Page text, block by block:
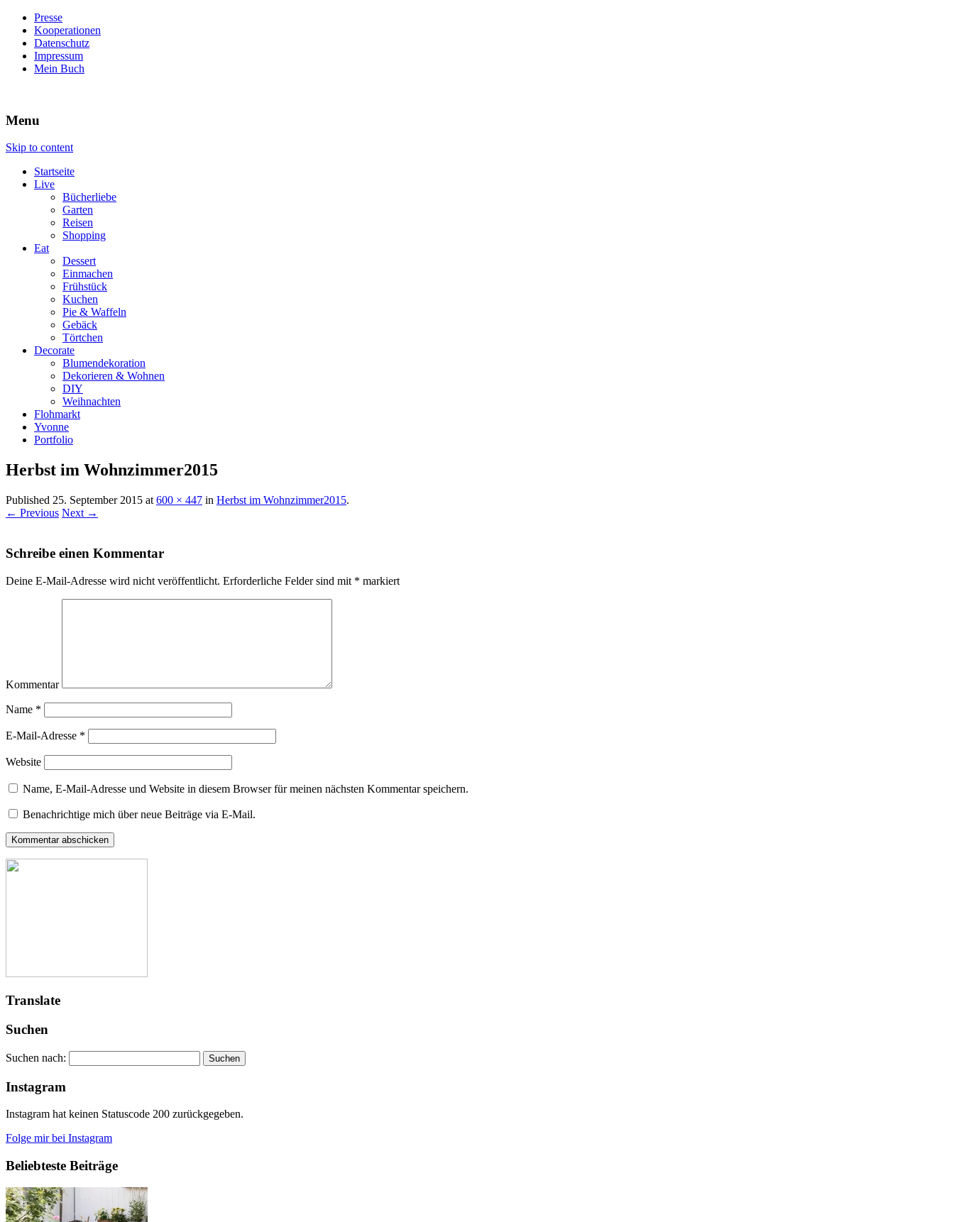
Presse
Kooperationen
Datenschutz
Impressum
Mein Buch
Villa König
Menu
Skip to content
Startseite
Live
Bücherliebe
Garten
Reisen
Shopping
Eat
Dessert
Einmachen
Frühstück
Kuchen
Pie & Waffeln
Gebäck
Törtchen
Decorate
Blumendekoration
Dekorieren & Wohnen
DIY
Weihnachten
Flohmarkt
Yvonne
Portfolio
Herbst im Wohnzimmer2015
Published 25. September 2015 at 600 × 447 in Herbst im Wohnzimmer2015.
← Previous Next →
Schreibe einen Kommentar
Deine E-Mail-Adresse wird nicht veröffentlicht. Erforderliche Felder sind mit * markiert
Kommentar
Name *
E-Mail-Adresse *
Website
Name, E-Mail-Adresse und Website in diesem Browser für meinen nächsten Kommentar speichern.
Benachrichtige mich über neue Beiträge via E-Mail.
Translate
Suchen
Suchen nach:
Instagram
Instagram hat keinen Statuscode 200 zurückgegeben.
Folge mir bei Instagram
Beliebteste Beiträge